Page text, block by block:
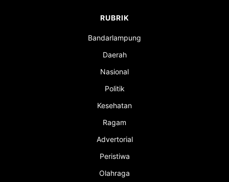
RUBRIK
Bandarlampung
Daerah
Nasional
Politik
Kesehatan
Ragam
Advertorial
Peristiwa
Olahraga